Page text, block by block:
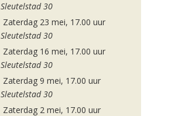
Sleutelstad 30
Zaterdag 23 mei, 17.00 uur
Sleutelstad 30
Zaterdag 16 mei, 17.00 uur
Sleutelstad 30
Zaterdag 9 mei, 17.00 uur
Sleutelstad 30
Zaterdag 2 mei, 17.00 uur